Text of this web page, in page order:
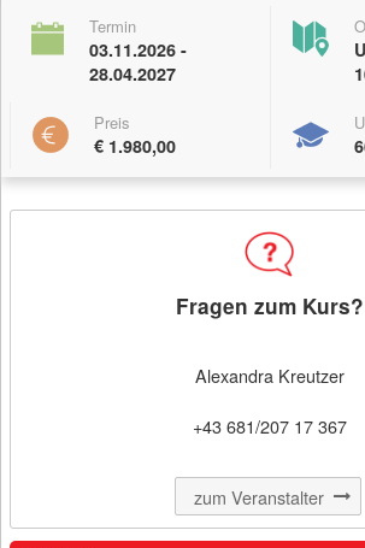
Digitale Kompetenzen
Filter
Termin
03.11.2026 -
28.04.2027
Preis
€ 1.980,00
Fragen zum Kurs?
Alexandra Kreutzer
+43 681/207 17 367
zum Veranstalter
Dipl. Mentaltrainer/inKursdetail: